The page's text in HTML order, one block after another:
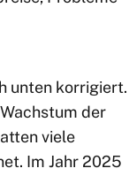
unten korrigiert.
der
viele
Im Jahr 2025